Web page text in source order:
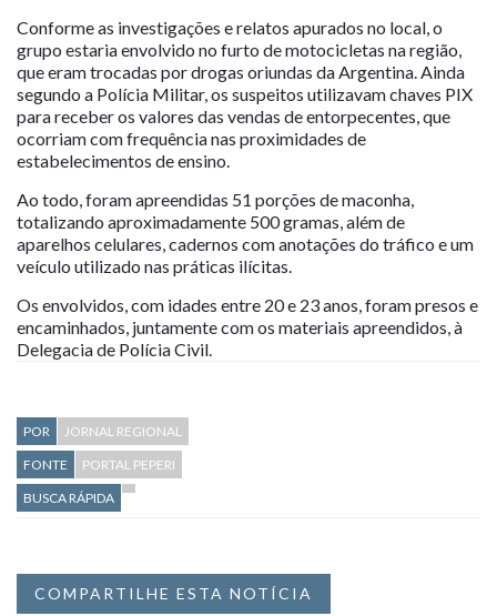
Conforme as investigações e relatos apurados no local, o
grupo estaria envolvido no furto de motocicletas na região,
que eram trocadas por drogas oriundas da Argentina. Ainda
segundo a Polícia Militar, os suspeitos utilizavam chaves PIX
para receber os valores das vendas de entorpecentes, que
ocorriam com frequência nas proximidades de
estabelecimentos de ensino.
Ao todo, foram apreendidas 51 porções de maconha,
totalizando aproximadamente 500 gramas, além de
aparelhos celulares, cadernos com anotações do tráfico e um
veículo utilizado nas práticas ilícitas.
Os envolvidos, com idades entre 20 e 23 anos, foram presos e
encaminhados, juntamente com os materiais apreendidos, à
Delegacia de Polícia Civil.
POR
JORNAL REGIONAL
FONTE
PORTAL PEPERI
BUSCA RÁPIDA
COMPARTILHE ESTA NOTÍCIA